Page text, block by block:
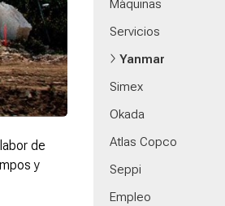
Máquinas
Servicios
Yanmar
Simex
Okada
Atlas Copco
Seppi
Empleo
de
y